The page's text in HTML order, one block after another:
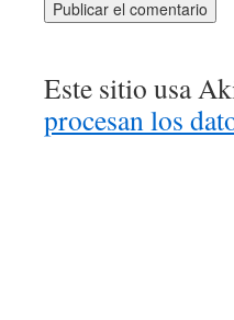
Este sitio usa
procesan los